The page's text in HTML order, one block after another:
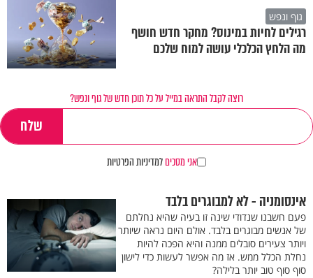
גוף ונפש
רגילים לחיות במינוס? מחקר חדש חושף
מה הלחץ הכלכלי עושה למוח שלכם
רוצה לקבל התראה במייל על כל תוכן חדש של גוף ונפש?
אני מסכיםלמדיניות הפרטיות
אינסומניה - לא למבוגרים בלבד
פעם חשבנו שנדודי שינה זו בעיה שהיא נחלתם
של אנשים מבוגרים בלבד. אולם היום נראה שיותר
ויותר צעירים סובלים ממנה והיא הפכה להיות
נחלת הכלל ממש. אז מה אפשר לעשות כדי לישון
סוף סוף טוב יותר בלילה?